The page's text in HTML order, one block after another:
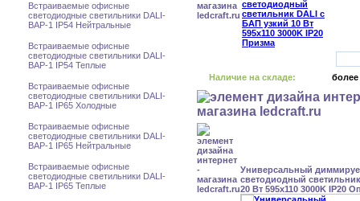
Встраиваемые офисные
светодиодные светильники DALI-
BAP-1 IP54 Нейтральные
Встраиваемые офисные
светодиодные светильники DALI-
BAP-1 IP54 Теплые
Встраиваемые офисные
светодиодные светильники DALI-
BAP-1 IP65 Холодные
Встраиваемые офисные
светодиодные светильники DALI-
BAP-1 IP65 Нейтральные
Встраиваемые офисные
светодиодные светильники DALI-
BAP-1 IP65 Теплые
Наличие на складе: более
Универсальный
светодиодный
20 Вт 595x110 3000K IP20